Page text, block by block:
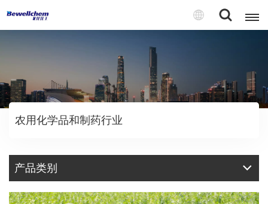
English
Русский
中文
Español
农用化学品和制药行业
产品类别